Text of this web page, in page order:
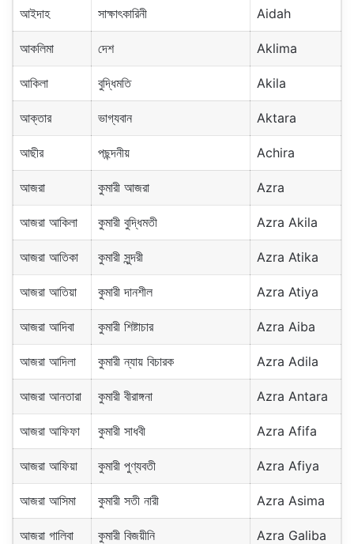
আইদাহ সাক্ষাৎকারিনী Aidah
আকলিমা দেশ Aklima
আকিলা বুদ্ধিমতি Akila
আক্তার ভাগ্যবান Aktara
আছীর পছন্দনীয় Achira
আজরা কুমারী আজরা Azra
আজরা আকিলা কুমারী বুদ্ধিমতী Azra Akila
আজরা আতিকা কুমারী সুন্দরী Azra Atika
আজরা আতিয়া কুমারী দানশীল Azra Atiya
আজরা আদিবা কুমারী শিষ্টাচার Azra Aiba
আজরা আদিলা কুমারী ন্যায় বিচারক Azra Adila
আজরা আনতারা কুমারী বীরাঙ্গনা Azra Antara
আজরা আফিফা কুমারী সাধবী Azra Afifa
আজরা আফিয়া কুমারী পুণ্যবতী Azra Afiya
আজরা আসিমা কুমারী সতী নারী Azra Asima
আজরা গালিবা কুমারী বিজয়ীনি Azra Galiba